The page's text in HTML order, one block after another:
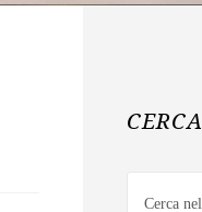
CERCA